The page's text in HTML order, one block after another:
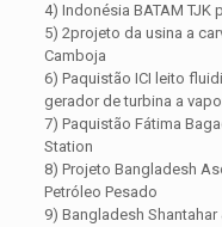
4) Indonésia BATAM TJK
5) 2projeto da usina a
Camboja
6) Paquistão ICI leito
gerador de turbina a
7) Paquistão Fátima
Station
8) Projeto Bangladesh
Petróleo Pesado
9) Bangladesh